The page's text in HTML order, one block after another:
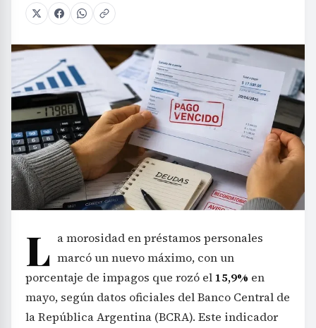
L a morosidad en préstamos personales
marcó un nuevo máximo, con un
porcentaje de impagos que rozó el 15,9% en
mayo, según datos oficiales del Banco Central de
la República Argentina (BCRA). Este indicador